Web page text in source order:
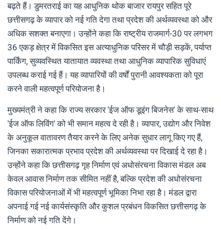
बढ़ते हैं। डुमरतराई का यह आधुनिक थोक बाजार रायपुर सहित पूरे
छत्तीसगढ़ के व्यापार को नई गति देगा तथा प्रदेश की अर्थव्यवस्था को और
अधिक सशक्त बनाएगा। उन्होंने कहा कि राष्ट्रीय राजमार्ग-30 पर लगभग
36 एकड़ क्षेत्र में विकसित इस अत्याधुनिक परिसर में चौड़ी सड़कें, पर्याप्त
पार्किंग, सुव्यवस्थित यातायात व्यवस्था तथा आधुनिक व्यापारिक सुविधाएं
उपलब्ध कराई गई हैं। यह व्यापारियों की वर्षों पुरानी आवश्यकता को पूरा
करने वाली महत्वपूर्ण परियोजना है।
मुख्यमंत्री ने कहा कि राज्य सरकार 'ईज ऑफ डूइंग बिजनेस' के साथ-साथ
'ईज ऑफ लिविंग' को भी समान महत्व दे रही है। व्यापार, उद्योग और निवेश
के अनुकूल वातावरण तैयार करने के लिए अनेक सुधार लागू किए गए हैं,
जिनका सकारात्मक प्रभाव प्रदेश की अर्थव्यवस्था पर दिखाई दे रहा है।
उन्होंने कहा कि छत्तीसगढ़ गृह निर्माण एवं अधोसंरचना विकास मंडल अब
केवल आवास निर्माण तक सीमित नहीं है, बल्कि प्रदेश की अधोसंरचना
विकास परियोजनाओं में भी महत्वपूर्ण भूमिका निभा रहा है। मंडल द्वारा
अपनाई गई नई कार्यसंस्कृति और कुशल प्रबंधन विकसित छत्तीसगढ़ के
निर्माण को नई गति देंगे।